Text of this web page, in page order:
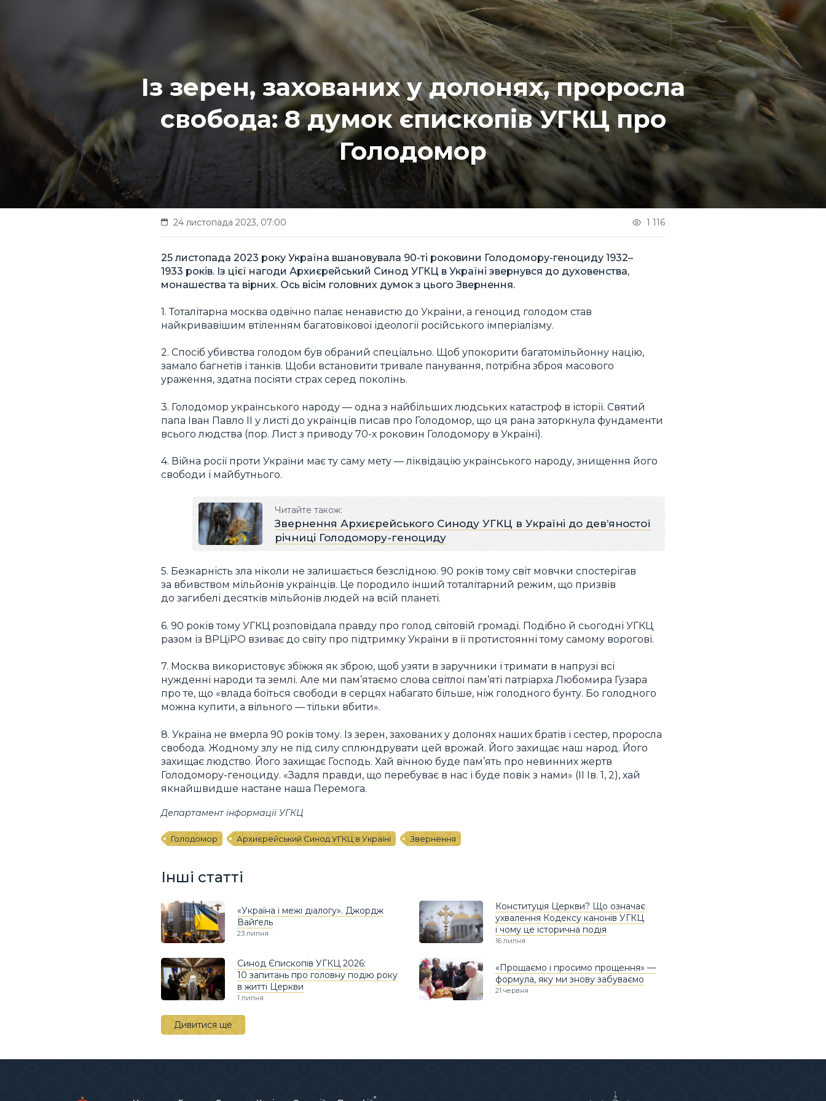
Із зерен, захованих у долонях, проросла
свобода: 8 думок єпископів УГКЦ про
Голодомор
24 листопада 2023, 07:00 1 116
25 листопада 2023 року Україна вшановувала 90-ті роковини Голодомору-геноциду 1932–
1933 років. Із цієї нагоди Архиєрейський Синод УГКЦ в Україні звернувся до духовенства,
монашества та вірних. Ось вісім головних думок з цього Звернення.
1. Тоталітарна москва одвічно палає ненавистю до України, а геноцид голодом став
найкривавішим втіленням багатовікової ідеології російського імперіалізму.
2. Спосіб убивства голодом був обраний спеціально. Щоб упокорити багатомільйонну націю,
замало багнетів і танків. Щоби встановити тривале панування, потрібна зброя масового
ураження, здатна посіяти страх серед поколінь.
3. Голодомор українського народу — одна з найбільших людських катастроф в історії. Святий
папа Іван Павло ІІ у листі до українців писав про Голодомор, що ця рана заторкнула фундаменти
всього людства (пор. Лист з приводу 70-х роковин Голодомору в Україні).
4. Війна росії проти України має ту саму мету — ліквідацію українського народу, знищення його
свободи і майбутнього.
Читайте також:
Звернення Архиєрейського Синоду УГКЦ в Україні до дев’яностої
річниці Голодомору-геноциду
5. Безкарність зла ніколи не залишається безслідною. 90 років тому світ мовчки спостерігав
за вбивством мільйонів українців. Це породило інший тоталітарний режим, що призвів
до загибелі десятків мільйонів людей на всій планеті.
6. 90 років тому УГКЦ розповідала правду про голод світовій громаді. Подібно й сьогодні УГКЦ
разом із ВРЦіРО взиває до світу про підтримку України в її протистоянні тому самому ворогові.
7. Москва використовує збіжжя як зброю, щоб узяти в заручники і тримати в напрузі всі
нужденні народи та землі. Але ми пам’ятаємо слова світлої пам’яті патріарха Любомира Гузара
про те, що «влада боїться свободи в серцях набагато більше, ніж голодного бунту. Бо голодного
можна купити, а вільного — тільки вбити».
8. Україна не вмерла 90 років тому. Із зерен, захованих у долонях наших братів і сестер, проросла
свобода. Жодному злу не під силу сплюндрувати цей врожай. Його захищає наш народ. Його
захищає людство. Його захищає Господь. Хай вічною буде пам’ять про невинних жертв
Голодомору-геноциду. «Задля правди, що перебуває в нас і буде повік з нами» (ІІ Ів. 1, 2), хай
якнайшвидше настане наша Перемога.
Департамент інформації УГКЦ
Голодомор Архиєрейський Синод УГКЦ в Україні Звернення
Інші статті
«Україна і межі діалогу». Джордж
Вайґель
23 липня
Конституція Церкви? Що означає
ухвалення Кодексу канонів УГКЦ
і чому це історична подія
16 липня
Синод Єпископів УГКЦ 2026:
10 запитань про головну подію року
в житті Церкви
1 липня
«Прощаємо і просимо прощення» —
формула, яку ми знову забуваємо
21 червня
Дивитися ще